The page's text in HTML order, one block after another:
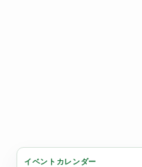
イベントカレンダー